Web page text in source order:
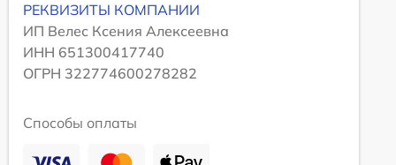
РЕКВИЗИТЫ КОМПАНИИ
ИП Велес Ксения Алексеевна
ИНН 651300417740
ОГРН 322774600278282
Способы оплаты